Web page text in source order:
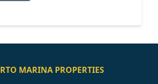
MARINA PROPERTIES